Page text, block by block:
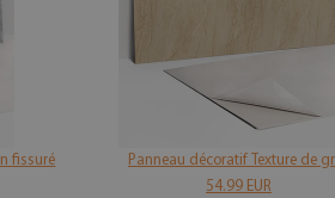
fissuré
Panneau décoratif Texture de
54.99 EUR